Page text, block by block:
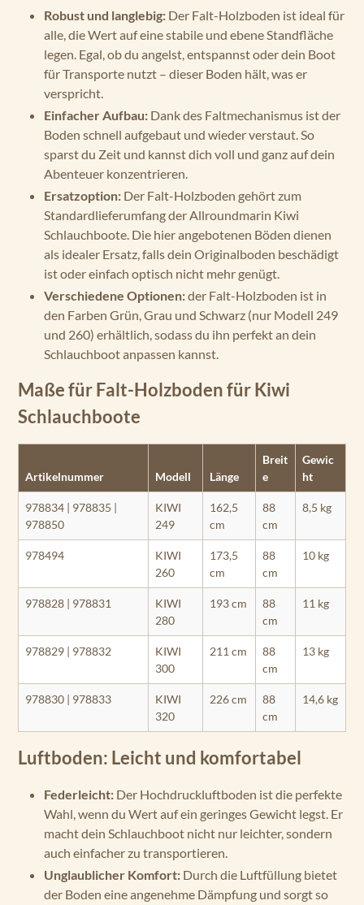
Robust und langlebig: Der Falt-Holzboden ist ideal für
alle, die Wert auf eine stabile und ebene Standfläche
legen. Egal, ob du angelst, entspannst oder dein Boot
für Transporte nutzt – dieser Boden hält, was er
verspricht.
Einfacher Aufbau: Dank des Faltmechanismus ist der
Boden schnell aufgebaut und wieder verstaut. So
sparst du Zeit und kannst dich voll und ganz auf dein
Abenteuer konzentrieren.
Ersatzoption: Der Falt-Holzboden gehört zum
Standardlieferumfang der Allroundmarin Kiwi
Schlauchboote. Die hier angebotenen Böden dienen
als idealer Ersatz, falls dein Originalboden beschädigt
ist oder einfach optisch nicht mehr genügt.
Verschiedene Optionen:der Falt-Holzboden ist in
den Farben Grün, Grau und Schwarz (nur Modell 249
und 260) erhältlich, sodass du ihn perfekt an dein
Schlauchboot anpassen kannst.
Maße für Falt-Holzboden für Kiwi
Schlauchboote
Artikelnummer Modell Länge
Breit
e
Gewic
ht
978834 | 978835 |
978850
KIWI
249
162,5
cm
88
cm
8,5 kg
978494
KIWI
260
173,5
cm
88
cm
10 kg
978828 | 978831
KIWI
280
193 cm
88
cm
11 kg
978829 | 978832
KIWI
300
211 cm
88
cm
13 kg
978830 | 978833
KIWI
320
226 cm
88
cm
14,6 kg
Luftboden: Leicht und komfortabel
Federleicht: Der Hochdruckluftboden ist die perfekte
Wahl, wenn du Wert auf ein geringes Gewicht legst. Er
macht dein Schlauchboot nicht nur leichter, sondern
auch einfacher zu transportieren.
Unglaublicher Komfort: Durch die Luftfüllung bietet
der Boden eine angenehme Dämpfung und sorgt so